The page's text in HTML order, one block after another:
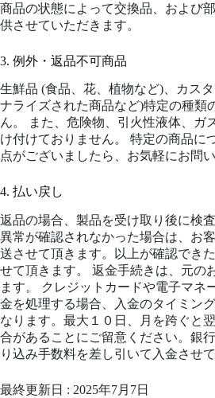
商品の状態によって交換品、および
供させていただきます。
3. 例外・返品不可商品
生鮮品 (食品、花、植物など)、カス
ナライズされた商品など)特定の種類
ん。 また、危険物、引火性液体、ガ
け付けておりません。 特定の商品に
点がございましたら、お気軽にお問
4. 払い戻し
返品の場合、製品を受け取り後に検
異常が確認されなかった場合は、お
送させて頂きます。以上が確認でき
せて頂きます。 返金手続きは、元の
ます。 クレジットカードや電子マネ
金を処理する場合、入金のタイミン
なります。最大１０日、月を跨ぐと
合があることにご留意ください。銀
り込み手数料を差し引いて入金させて
最終更新日 : 2025年7月7日